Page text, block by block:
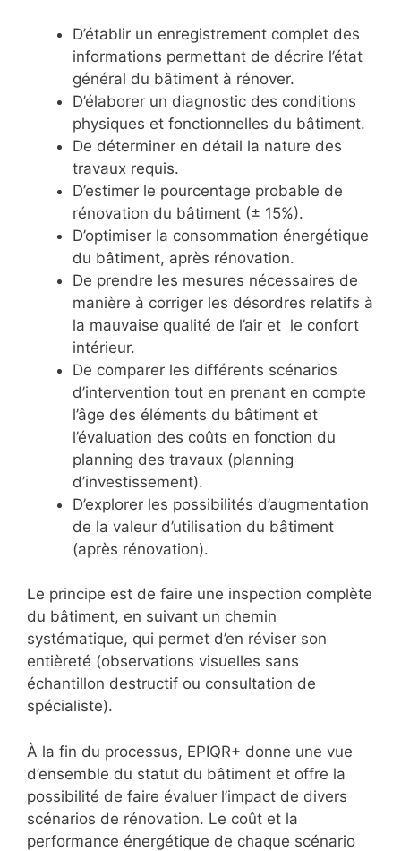
D’établir un enregistrement complet des
informations permettant de décrire l’état
général du bâtiment à rénover.
D’élaborer un diagnostic des conditions
physiques et fonctionnelles du bâtiment.
De déterminer en détail la nature des
travaux requis.
D’estimer le pourcentage probable de
rénovation du bâtiment (± 15%).
D’optimiser la consommation énergétique
du bâtiment, après rénovation.
De prendre les mesures nécessaires de
manière à corriger les désordres relatifs à
la mauvaise qualité de l’air et le confort
intérieur.
De comparer les différents scénarios
d’intervention tout en prenant en compte
l’âge des éléments du bâtiment et
l’évaluation des coûts en fonction du
planning des travaux (planning
d’investissement).
D’explorer les possibilités d’augmentation
de la valeur d’utilisation du bâtiment
(après rénovation).
Le principe est de faire une inspection complète
du bâtiment, en suivant un chemin
systématique, qui permet d’en réviser son
entièreté (observations visuelles sans
échantillon destructif ou consultation de
spécialiste).
À la fin du processus, EPIQR+ donne une vue
d’ensemble du statut du bâtiment et offre la
possibilité de faire évaluer l’impact de divers
scénarios de rénovation. Le coût et la
performance énergétique de chaque scénario